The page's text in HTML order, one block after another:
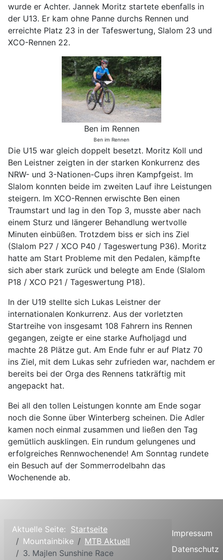
wurde er Achter. Jannek Moritz startete ebenfalls in
der U13. Er kam ohne Panne durchs Rennen und
erreichte Platz 23 in der Tafeswertung, Slalom 23 und
XCO-Rennen 22.
Ben im Rennen
Ben im Rennen
Die U15 war gleich doppelt besetzt. Moritz Koll und
Ben Leistner zeigten in der starken Konkurrenz des
NRW- und 3-Nationen-Cups ihren Kampfgeist. Im
Slalom konnten beide im zweiten Lauf ihre Leistungen
steigern. Im XCO-Rennen erwischte Ben einen
Traumstart und lag in den Top 3, musste aber nach
einem Sturz und längerer Behandlung wertvolle
Minuten einbüßen. Trotzdem biss er sich ins Ziel
(Slalom P27 / XCO P40 / Tageswertung P36). Moritz
hatte am Start Probleme mit den Pedalen, kämpfte
sich aber stark zurück und belegte am Ende (Slalom
P18 / XCO P21 / Tageswertung P18).
In der U19 stellte sich Lukas Leistner der
internationalen Konkurrenz. Aus der vorletzten
Startreihe von insgesamt 108 Fahrern ins Rennen
gegangen, zeigte er eine starke Aufholjagd und
machte 28 Plätze gut. Am Ende fuhr er auf Platz 70
ins Ziel, mit dem Lukas sehr zufrieden war, nachdem er
bereits bei der Orga des Rennens tatkräftig mit
angepackt hat.
Bei all den tollen Leistungen konnte am Ende sogar
noch die Sonne über Winterberg scheinen. Die Adler
kamen noch einmal zusammen und ließen den Tag
gemütlich ausklingen. Ein rundum gelungenes und
erfolgreiches Rennwochenende! Am Sonntag rundete
ein Besuch auf der Sommerrodelbahn das
Wochenende ab.
Aktuelle Seite: Startseite
Mountainbike
MTB Aktuell
3. Majlen Sunshine Race
Impressum
Datenschutz